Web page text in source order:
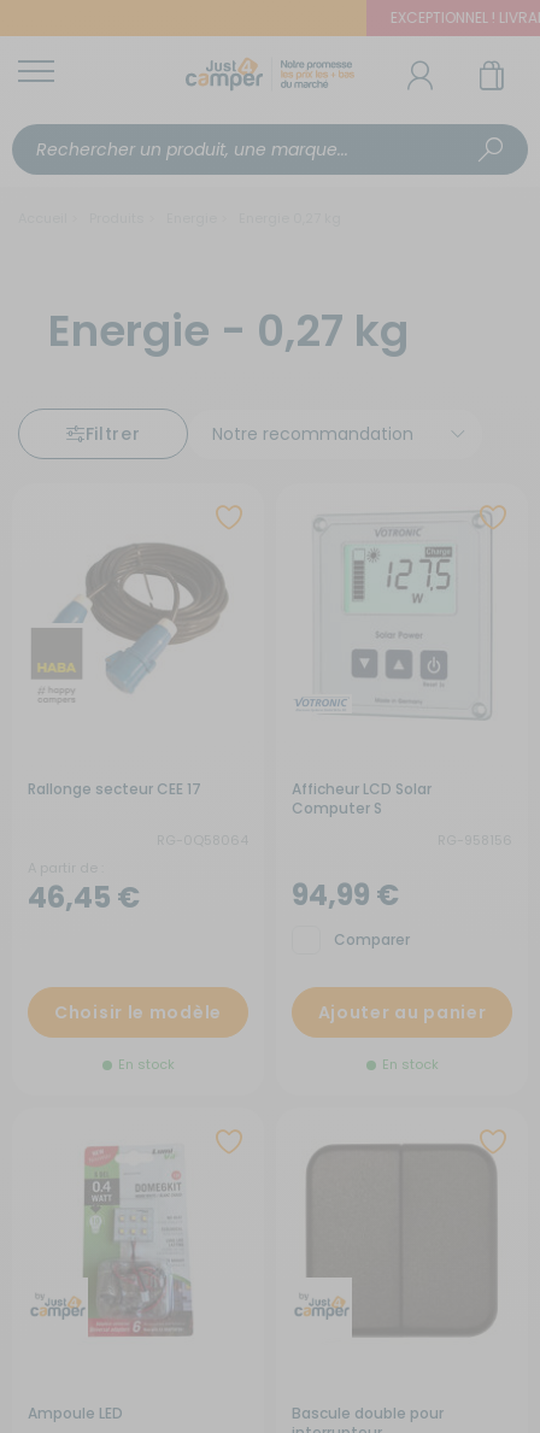
EXCEPTIONNEL !
Energie - 0,27 kg
Filtrer
Rallonge secteur CEE 17
46,45 €
Choisir le modèle
En stock
Afficheur LCD Solar
Computer S
94,99 €
Comparer
Ajouter au panier
En stock
Ampoule LED
Bascule double pour